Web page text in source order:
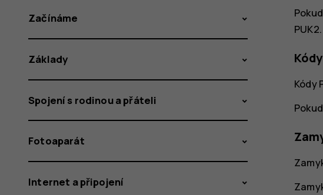
PUK2.
Kódy
Začínáme
Základy
Spojení s rodinou a přáteli
Fotoaparát
Internet a připojení